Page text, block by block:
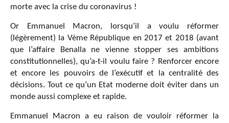
morte avec la crise du coronavirus !
Or Emmanuel Macron, lorsqu’il a voulu réformer
(légèrement) la Vème République en 2017 et 2018 (avant
que l’affaire Benalla ne vienne stopper ses ambitions
constitutionnelles), qu’a-t-il voulu faire ? Renforcer encore
et encore les pouvoirs de l’exécutif et la centralité des
décisions. Tout ce qu’un Etat moderne doit éviter dans un
monde aussi complexe et rapide.
Emmanuel Macron a eu raison de vouloir réformer la